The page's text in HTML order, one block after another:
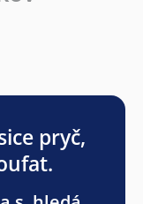
pryč,